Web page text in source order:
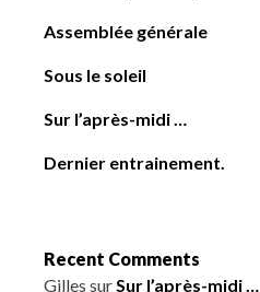
Assemblée générale
Sous le soleil
Sur l’après-midi …
Dernier entrainement.
Recent Comments
Gilles surSur l’après-midi …